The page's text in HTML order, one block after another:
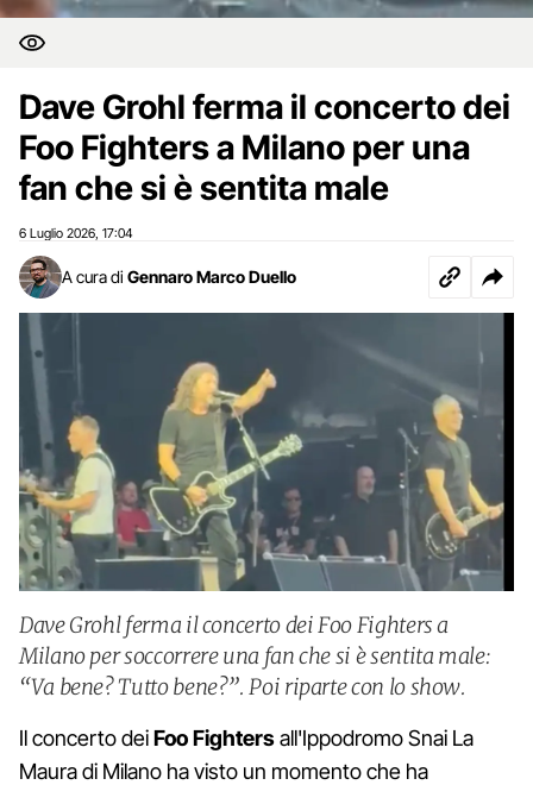
Dave Grohl ferma il concerto dei
Foo Fighters a Milano per una
fan che si è sentita male
6 Luglio 2026 17:04
A cura di Gennaro Marco Duello
Dave Grohl ferma il concerto dei Foo Fighters a
Milano per soccorrere una fan che si è sentita male:
“Va bene? Tutto bene?”. Poi riparte con lo show.
Il concerto deiFooFightersall'Ippodromo Snai La
Maura di Milano ha visto un momento che ha